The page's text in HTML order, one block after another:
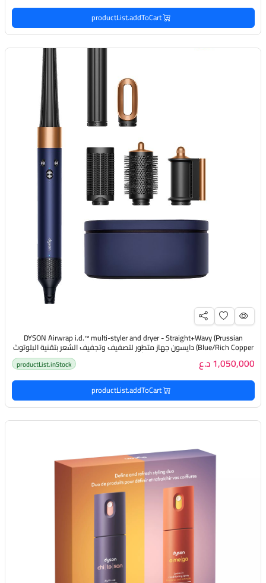
productList.addToCart
DYSON Airwrap i.d.™️ multi-styler and dryer - Straight+Wavy (Prussian
Blue/Rich Copper) دايسون جهاز متطور لتصفيف وتجفيف الشعر بتقنية البلوتوث
(بلون أزرق نحاسي) 1,050,000 د.ع productList.inStock
productList.addToCart